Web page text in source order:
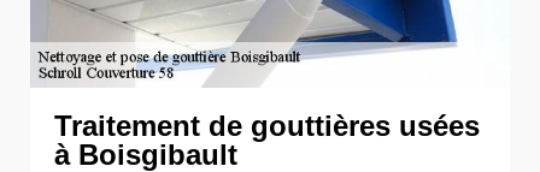
Traitement de gouttières usées
à Boisgibault